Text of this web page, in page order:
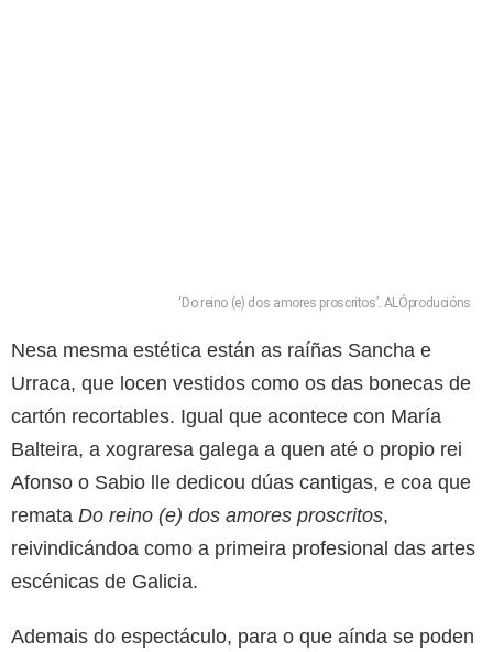
‘Do reino (e) dos amores proscritos’. ALÓproducións
Nesa mesma estética están as raíñas Sancha e
Urraca, que locen vestidos como os das bonecas de
cartón recortables. Igual que acontece con María
Balteira, a xograresa galega a quen até o propio rei
Afonso o Sabio lle dedicou dúas cantigas, e coa que
remata Do reino (e) dos amores proscritos,
reivindicándoa como a primeira profesional das artes
escénicas de Galicia.
Ademais do espectáculo, para o que aínda se poden